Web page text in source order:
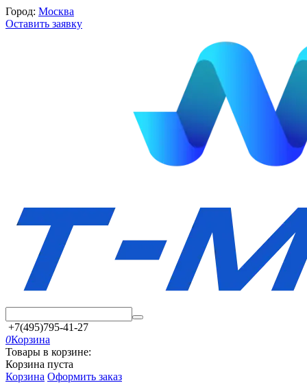
Город: Москва
Оставить заявку
+7(495)795-41-27
0Корзина
Товары в корзине:
Корзина пуста
Корзина Оформить заказ